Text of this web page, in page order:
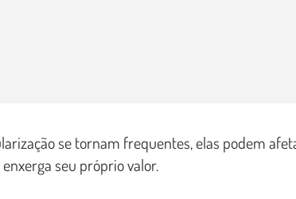
se tornam frequentes, elas podem
seu próprio valor.